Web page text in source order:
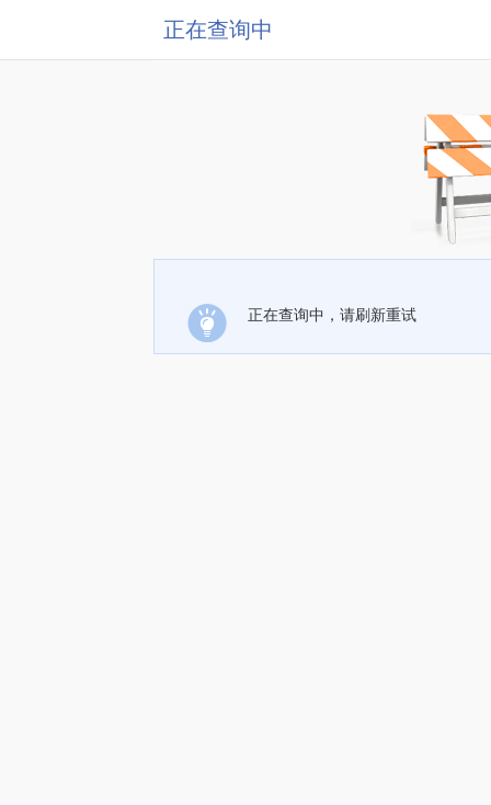
正在查询中
正在查询中，请刷新重试